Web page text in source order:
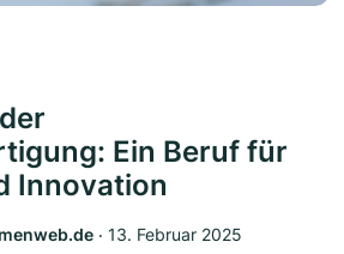
Ein Beruf für
Innovation
‧ 13. Februar 2025